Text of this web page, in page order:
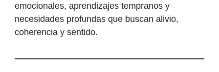
emocionales, aprendizajes tempranos y
necesidades profundas que buscan alivio,
coherencia y sentido.